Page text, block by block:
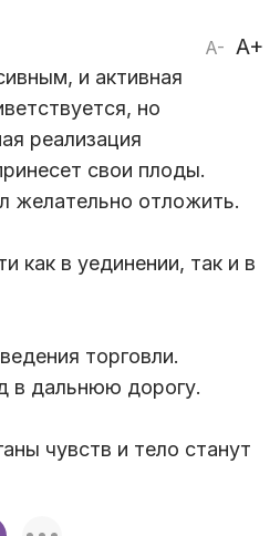
A- A+
и активная
но
реализация
свои плоды.
желательно отложить.
как в уединении, так и в
торговли.
в дальнюю дорогу.
чувств и тело станут